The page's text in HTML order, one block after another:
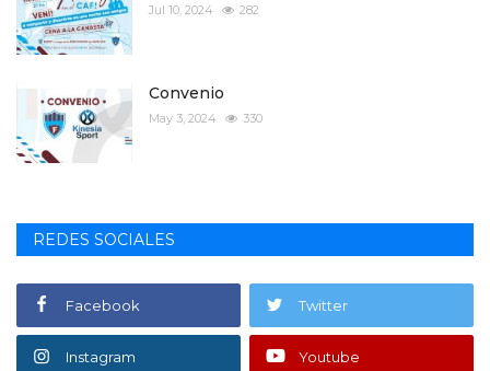
Jul 10, 2024 282
Convenio
May 3, 2024 330
REDES SOCIALES
Facebook Twitter
Instagram Youtube